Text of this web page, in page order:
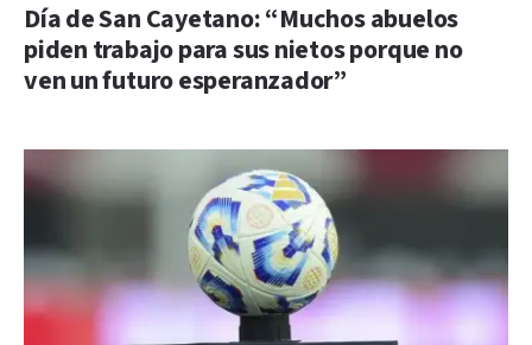
Día de San Cayetano: “Muchos abuelos
piden trabajo para sus nietos porque no
ven un futuro esperanzador”